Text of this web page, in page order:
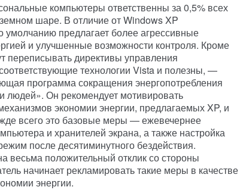
компьютеры ответственны за 0,5% всех
шаре. В отличие от Windows XP
предлагает более агрессивные
и улучшенные возможности контроля. Кроме
переписывать директивы управления
технологии Vista и полезны, —
программа сокращения энергопотребления
людей». Он рекомендует мотивировать
экономии энергии, предлагаемых XP, и
всего это базовые меры — ежевечернее
и хранителей экрана, а также настройка
после десятиминутного бездействия.
весьма положительный отклик со стороны
начинает рекламировать такие меры в качестве
энергии.